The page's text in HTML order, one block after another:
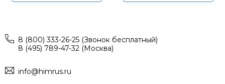
8 (800) 333-26-25 (Звонок бесплатный)
8 (495) 789-47-32 (Москва)
info@himrus.ru